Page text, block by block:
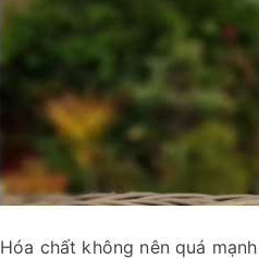
Hóa chất không nên quá